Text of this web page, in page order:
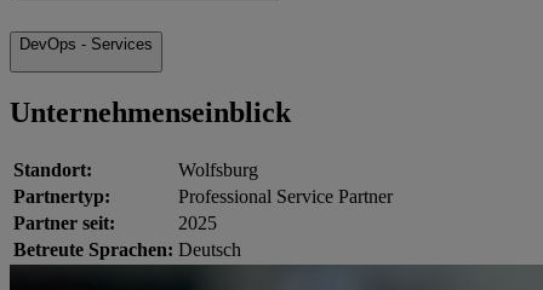
DevOps - Services
Unternehmenseinblick
Standort:
Wolfsburg
Partnertyp:
Professional Service Partner
Partner seit:
2025
Betreute Sprachen: Deutsch